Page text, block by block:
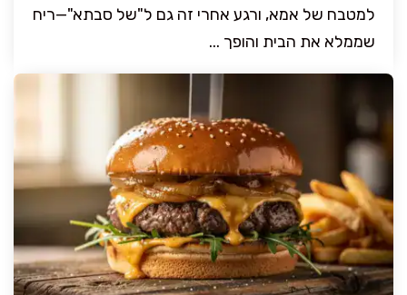
למטבח של אמא, ורגע אחרי זה גם ל"של סבתא"—ריח
שממלא את הבית והופך ...